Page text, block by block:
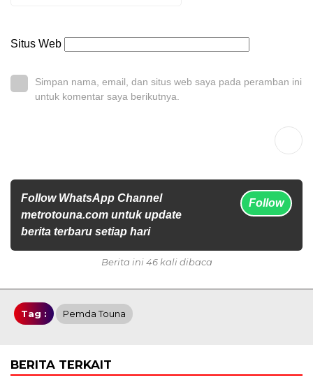
Situs Web
Simpan nama, email, dan situs web saya pada peramban ini
untuk komentar saya berikutnya.
Follow WhatsApp Channel
metrotouna.com untuk update
berita terbaru setiap hari
Follow
Berita ini 46 kali dibaca
Tag : Pemda Touna
BERITA TERKAIT